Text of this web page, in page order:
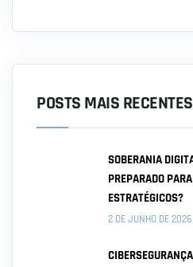
POSTS MAIS RECENTES
SOBERANIA
PREPARADO
ESTRATÉGICOS?
2 DE JUNHO DE 2026